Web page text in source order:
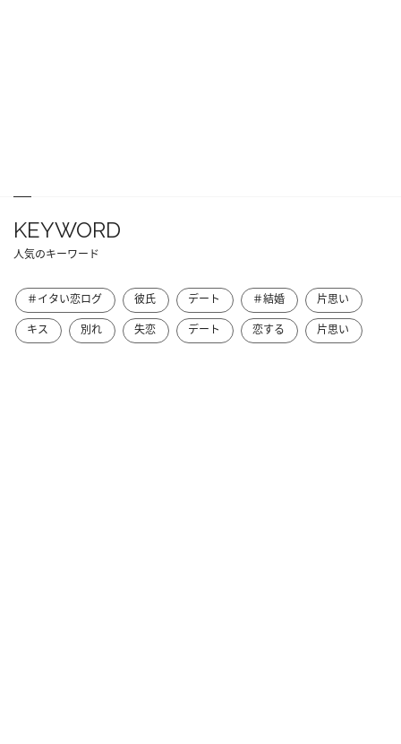
KEYWORD
人気のキーワード
＃イタい恋ログ 彼氏 デート ＃結婚
片思い
キス
別れ 失恋 デート 恋する 片思い